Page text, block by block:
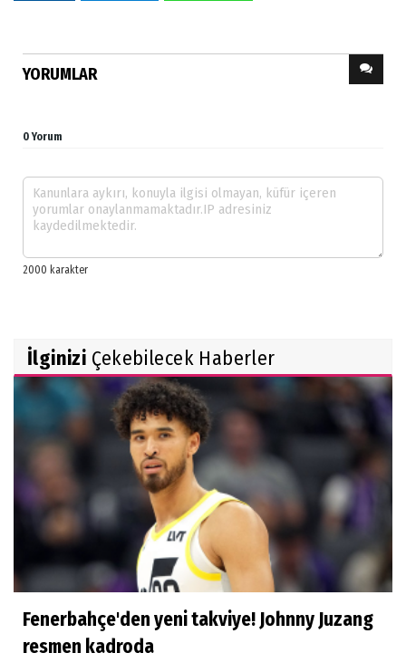
YORUMLAR
0 Yorum
İlginizi Çekebilecek Haberler
Fenerbahçe'den yeni takviye! Johnny Juzang
resmen kadroda